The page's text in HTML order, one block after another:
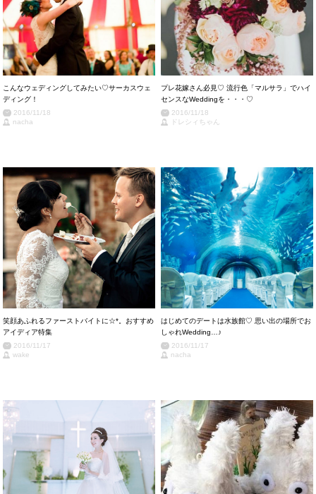
こんなウェディングしてみたい♡サーカスウェ
ディング！
2016/11/18
nacha
プレ花嫁さん必見♡ 流行色「マルサラ」でハイ
センスなWeddingを・・・♡
2016/11/18
ドレシィちゃん
笑顔あふれるファーストバイトに☆*。おすすめ
アイディア特集
2016/11/17
wake
はじめてのデートは水族館♡ 思い出の場所でお
しゃれWedding…♪
2016/11/17
nacha